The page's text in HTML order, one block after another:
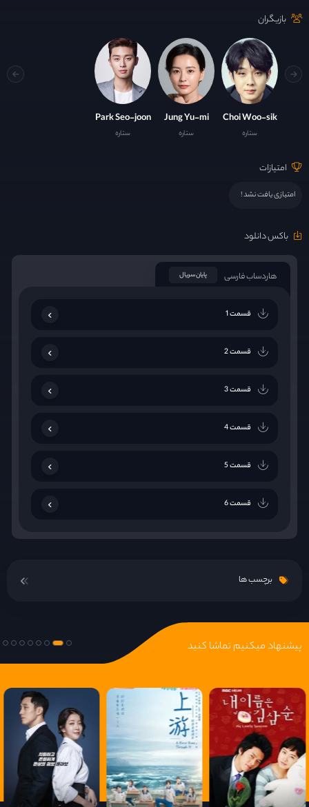
بازیگران
Choi Woo-sik
ستاره
Jung Yu-mi
ستاره
Park Seo-joon
ستاره
امتیازات
امتیازی یافت نشد !
باکس دانلود
هاردساب فارسی پایان سریال
قسمت 1
قسمت 2
قسمت 3
قسمت 4
قسمت 5
قسمت 6
برچسب ها
پیشنهاد میکنیم تماشا کنید